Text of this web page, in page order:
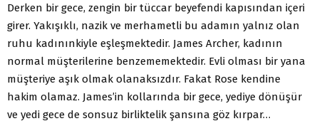
Derken bir gece, zengin bir tüccar beyefendi kapısından içeri
girer. Yakışıklı, nazik ve merhametli bu adamın yalnız olan
ruhu kadınınkiyle eşleşmektedir. James Archer, kadının
normal müşterilerine benzememektedir. Evli olması bir yana
müşteriye aşık olmak olanaksızdır. Fakat Rose kendine
hakim olamaz. James’in kollarında bir gece, yediye dönüşür
ve yedi gece de sonsuz birliktelik şansına göz kırpar…